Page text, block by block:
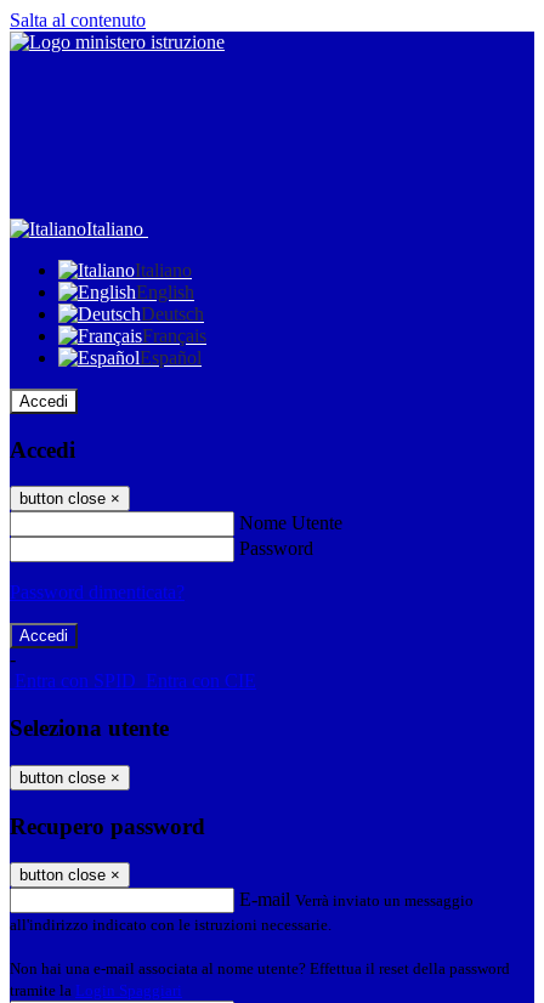
Salta al contenuto
Italiano
Italiano
English
Deutsch
Français
Español
Accedi
Accedi
button close ×
Nome Utente
Password
Password dimenticata?
-
Entra con SPID Entra con CIE
Seleziona utente
button close ×
Recupero password
button close ×
E-mail Verrà inviato un messaggio
all'indirizzo indicato con le istruzioni necessarie.
Non hai una e-mail associata al nome utente? Effettua il reset della password
tramite la Login Spaggiari